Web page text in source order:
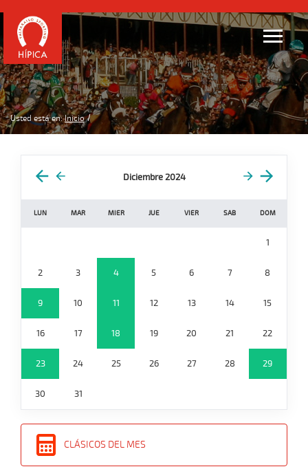
Usted está en: Inicio
Diciembre 2024
LUN MAR MIER JUE VIER SAB DOM
1
2 3 4 5 6 7 8
9 10 11 12 13 14 15
16 17 18 19 20 21 22
23 24 25 26 27 28 29
30 31
CLÁSICOS DEL MES